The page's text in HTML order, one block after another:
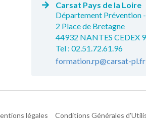
Carsat Pays de la Loire
Département Prévention
2 Place de Bretagne
44932 NANTES CEDEX 9
Tel : 02.51.72.61.96
formation.rp@carsat-pl.fr
légales Conditions Générales